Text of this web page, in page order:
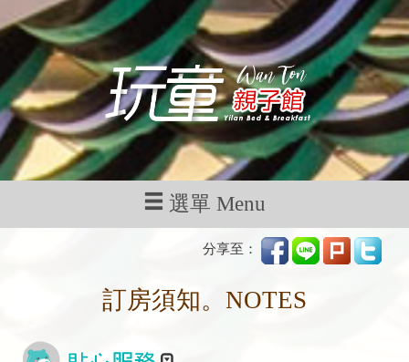
選單 Menu
分享至：
訂房須知。NOTES